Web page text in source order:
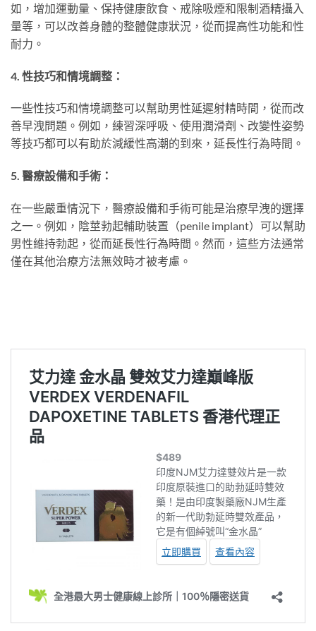
如，增加運動量、保持健康飲食、戒除吸煙和限制酒精攝入
量等，可以改善身體的整體健康狀況，從而提高性功能和性
耐力。
4. 性技巧和情境調整：
一些性技巧和情境調整可以幫助男性延遲射精時間，從而改
善早洩問題。例如，練習深呼吸、使用潤滑劑、改變性姿勢
等技巧都可以有助於減緩性高潮的到來，延長性行為時間。
5. 醫療設備和手術：
在一些嚴重情況下，醫療設備和手術可能是治療早洩的選擇
之一。例如，陰莖勃起輔助裝置（penile implant）可以幫助
男性維持勃起，從而延長性行為時間。然而，這些方法通常
僅在其他治療方法無效時才被考慮。